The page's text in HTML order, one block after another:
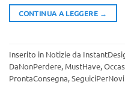
CONTINUA A LEGGERE →
Inserito in Notizie da
DaNonPerdere, MustHave,
ProntaConsegna,